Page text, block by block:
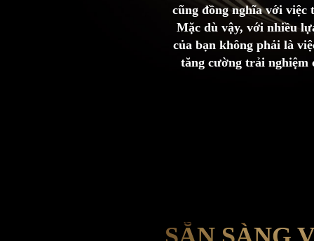
cũng đồng nghĩa với
Mặc dù vậy, với nhiều
của bạn không phải là
tăng cường trải nghiệm